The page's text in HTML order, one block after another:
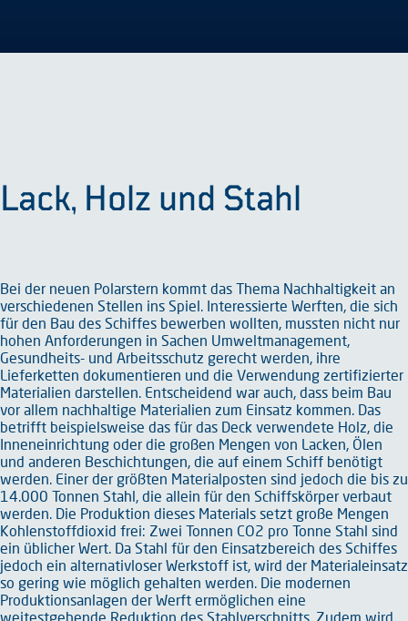
Lack, Holz und Stahl
Bei der neuen Polarstern kommt das Thema Nachhaltigkeit an
verschiedenen Stellen ins Spiel. Interessierte Werften, die sich
für den Bau des Schiffes bewerben wollten, mussten nicht nur
hohen Anforderungen in Sachen Umweltmanagement,
Gesundheits- und Arbeitsschutz gerecht werden, ihre
Lieferketten dokumentieren und die Verwendung zertifizierter
Materialien darstellen. Entscheidend war auch, dass beim Bau
vor allem nachhaltige Materialien zum Einsatz kommen. Das
betrifft beispielsweise das für das Deck verwendete Holz, die
Inneneinrichtung oder die großen Mengen von Lacken, Ölen
und anderen Beschichtungen, die auf einem Schiff benötigt
werden. Einer der größten Materialposten sind jedoch die bis zu
14.000 Tonnen Stahl, die allein für den Schiffskörper verbaut
werden. Die Produktion dieses Materials setzt große Mengen
Kohlenstoffdioxid frei: Zwei Tonnen CO2 pro Tonne Stahl sind
ein üblicher Wert. Da Stahl für den Einsatzbereich des Schiffes
jedoch ein alternativloser Werkstoff ist, wird der Materialeinsatz
so gering wie möglich gehalten werden. Die modernen
Produktionsanlagen der Werft ermöglichen eine
weitestgehende Reduktion des Stahlverschnitts. Zudem wird